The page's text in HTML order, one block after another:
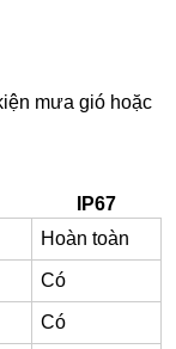
mưa gió hoặc
IP67
Hoàn toàn
Có
Có